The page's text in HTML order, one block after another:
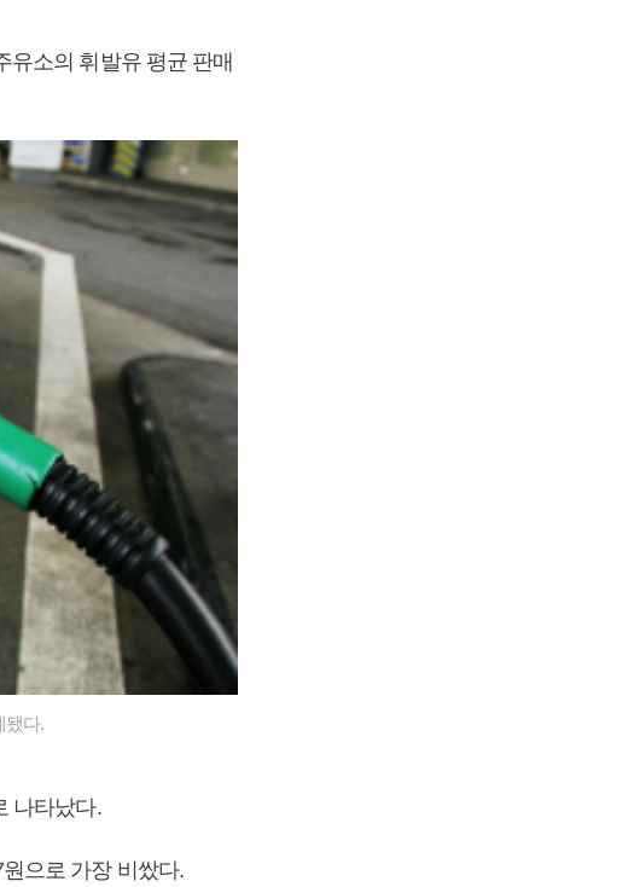
유소의 휘발유 평균 판매
됐다.
나타났다.
으로 가장 비쌌다.